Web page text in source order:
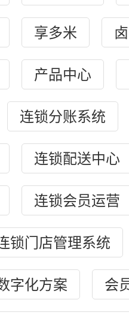
享多米
产品中心
连锁分账系统
连锁配送中心
连锁会员运营
锁门店管理系统
字化方案 会